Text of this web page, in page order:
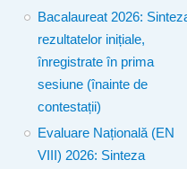
Bacalaureat 2026:
rezultatelor inițiale,
înregistrate în prima
sesiune (înainte de
contestații)
Evaluare Națională (EN
VIII) 2026: Sinteza